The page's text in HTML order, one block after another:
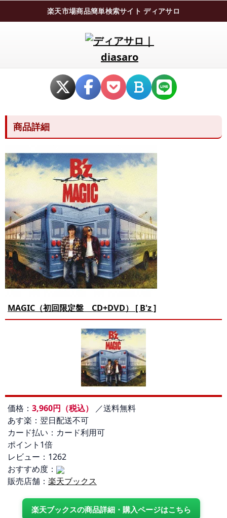
楽天市場商品簡単検索サイト ディアサロ
商品詳細
MAGIC（初回限定盤 CD+DVD） [ B'z ]
価格： 3,960円（税込）
／送料無料
あす楽：翌日配送不可
カード払い：カード利用可
ポイント1倍
レビュー：1262
おすすめ度：
販売店舗： 楽天ブックス
楽天ブックスの商品詳細・購入ページはこちら